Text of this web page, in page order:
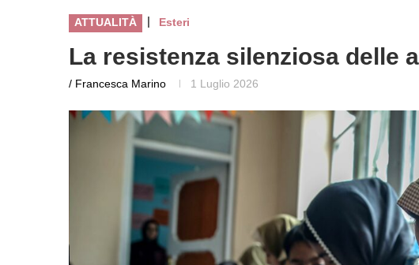
ATTUALITÀ | Esteri
La resistenza silenziosa delle
/ Francesca Marino 1 Luglio 2026